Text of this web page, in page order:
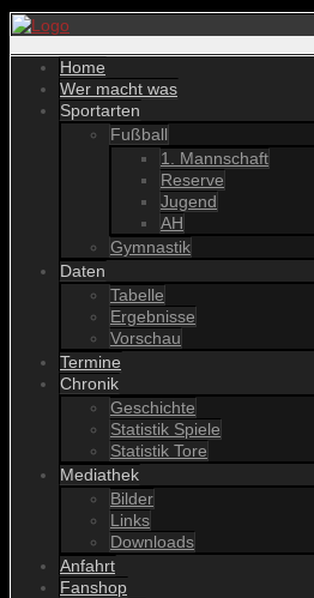
Home
Wer macht was
Sportarten
Fußball
1. Mannschaft
Reserve
Jugend
AH
Gymnastik
Daten
Tabelle
Ergebnisse
Vorschau
Termine
Chronik
Geschichte
Statistik Spiele
Statistik Tore
Mediathek
Bilder
Links
Downloads
Anfahrt
Fanshop